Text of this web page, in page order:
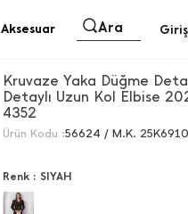
Aksesuar Ara
Kruvaze Yaka Düğme
Detaylı Uzun Kol Elbise
4352
Ürün Kodu :56624 / M.K.
Renk : SIYAH